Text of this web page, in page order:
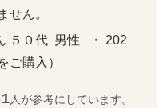
せん。
５０代  男性   ・ 202
ご購入）
1人が参考にしています。